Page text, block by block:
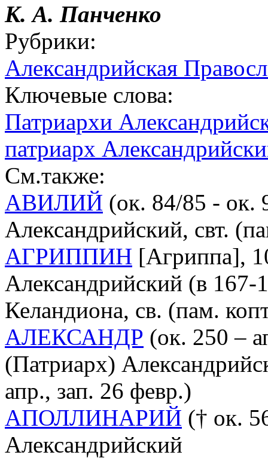
К. А. Панченко
Рубрики:
Александрийская
Ключевые слова:
Патриархи
патриарх
См.также:
АВИЛИЙ (ок. 84/85 - ок.
Александрийский, свт.
АГРИППИН [Агриппа],
Александрийский (в 167-
Келандиона, св. (пам.
АЛЕКСАНДР (ок. 250 –
(Патриарх)
апр., зап. 26 февр.)
АПОЛЛИНАРИЙ († ок.
Александрийский